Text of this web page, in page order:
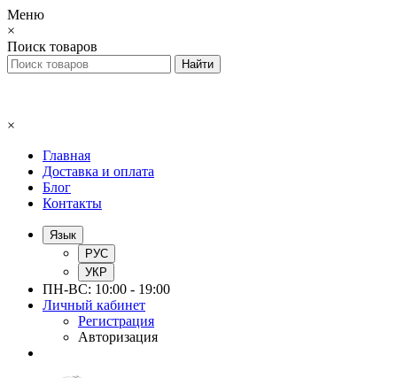
Меню
×
Поиск товаров
×
Главная
Доставка и оплата
Блог
Контакты
Язык
РУС
УКР
ПН-ВС: 10:00 - 19:00
Личный кабинет
Регистрация
Авторизация